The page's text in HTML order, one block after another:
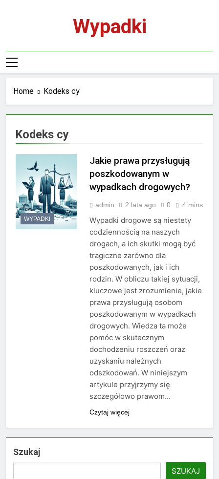
Wypadki
Home Kodeks cy
Kodeks cy
WYPADKI
Jakie prawa przysługują
poszkodowanym w
wypadkach drogowych?
admin 2 lata ago 0 4 mins
Wypadki drogowe są niestety
codziennością na naszych
drogach, a ich skutki mogą być
tragiczne zarówno dla
poszkodowanych, jak i ich
rodzin. W obliczu takiej sytuacji,
kluczowe jest zrozumienie, jakie
prawa przysługują osobom
poszkodowanym w wypadkach
drogowych. Wiedza ta może
pomóc w skutecznym
dochodzeniu roszczeń oraz
uzyskaniu należnych
odszkodowań. W niniejszym
artykule przyjrzymy się
szczegółowo prawom…
Czytaj więcej
Szukaj
SZUKAJ